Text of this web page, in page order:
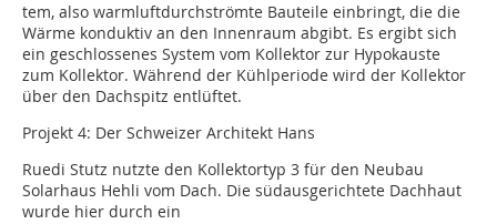
tem, also warmluftdurchströmte Bauteile einbringt, die die
Wärme konduktiv an den Innenraum abgibt. Es ergibt sich
ein geschlossenes System vom Kollektor zur Hypokauste
zum Kollektor. Während der Kühlperiode wird der Kollektor
über den Dachspitz entlüftet.
Projekt 4: Der Schweizer Architekt Hans
Ruedi Stutz nutzte den Kollektortyp 3 für den Neubau
Solarhaus Hehli vom Dach. Die südausgerichtete Dachhaut
wurde hier durch ein